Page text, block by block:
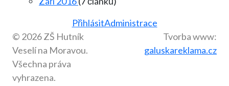
PřihlásitAdministrace
© 2026 ZŠ Hutník
Veselí na Moravou.
Všechna práva
vyhrazena.
Tvorba www:
galuskareklama.cz